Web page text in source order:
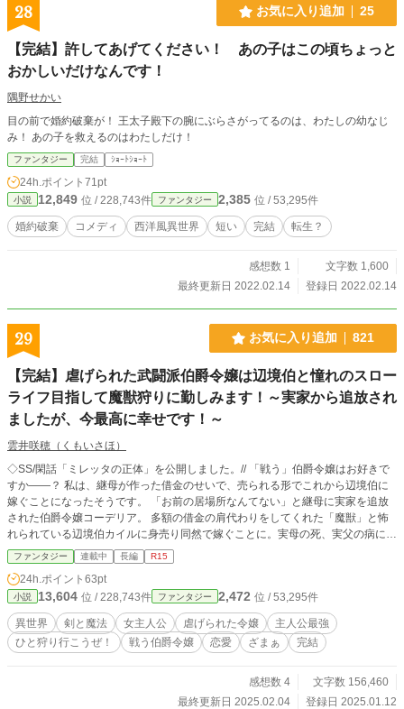
28 お気に入り追加 25
【完結】許してあげてください！ あの子はこの頃ちょっと
おかしいだけなんです！
隅野せかい
目の前で婚約破棄が！ 王太子殿下の腕にぶらさがってるのは、わたしの幼なじ
み！ あの子を救えるのはわたしだけ！
ファンタジー 完結 ｼｮｰﾄｼｮｰﾄ
24h.ポイント 71pt
小説 12,849 位 / 228,743件 ファンタジー 2,385 位 / 53,295件
婚約破棄 コメディ 西洋風異世界 短い 完結 転生？
感想数 1
文字数 1,600
最終更新日 2022.02.14
登録日 2022.02.14
29 お気に入り追加 821
【完結】虐げられた武闘派伯爵令嬢は辺境伯と憧れのスロー
ライフ目指して魔獣狩りに勤しみます！～実家から追放され
ましたが、今最高に幸せです！～
雲井咲穂（くもいさほ）
◇SS/閑話「ミレッタの正体」を公開しました。// 「戦う」伯爵令嬢はお好きで
すか――？ 私は、継母が作った借金のせいで、売られる形でこれから辺境伯に
嫁ぐことになったそうです。 「お前の居場所なんてない」と継母に実家を追放
された伯爵令嬢コーデリア。 多額の借金の肩代わりをしてくれた「魔獣」と怖
れられている辺境伯カイルに身売り同然で嫁ぐことに。実母の死、実父の病によ
って継母と義妹に虐げられて育った彼女には、とある秘密があった。 そんなコ
ーデリアに待ち受けていたのは、聖女に見捨てられた荒廃した領地と魔獣の脅
威、そして最凶と恐れられる夫との悲惨な生活――、ではなく。 「今日もひと
狩り行こうぜ」的なノリで親しく話しかけてくる朗らかな領民と、彼らに慕われ
るたくましくも心優しい「旦那様」で？？ ――義母が放置してくれたおかげで
伸び伸びこっそりひっそり、自分で剣と魔法の腕を磨いていてよかったです。
騎士団も唸る腕前を見せる「武闘派」伯爵元令嬢は、辺境伯夫人として、夫婦二
かげです！いつも読みに来てくださり、本当にありがとうございます！ 読みに
ファンタジー 連載中 長編 R15
24h.ポイント 63pt
小説 13,604 位 / 228,743件 ファンタジー 2,472 位 / 53,295件
異世界 剣と魔法 女主人公 虐げられた令嬢
主人公最強
ひと狩り行こうぜ！
戦う伯爵令嬢 恋愛 ざまぁ 完結
感想数 4
文字数 156,460
最終更新日 2025.02.04
登録日 2025.01.12